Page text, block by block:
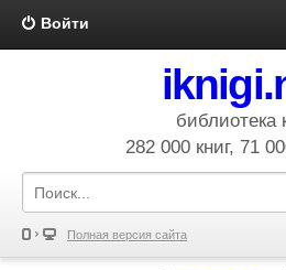
Войти
библиотека
282 000 книг, 71
Полная версия сайта